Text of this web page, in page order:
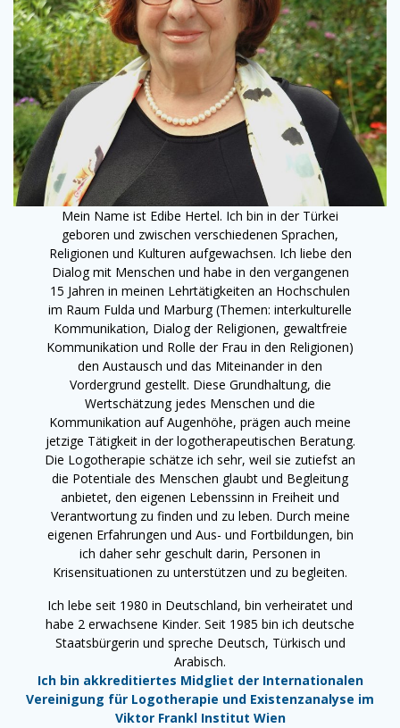
Mein Name ist Edibe Hertel. Ich bin in der Türkei
geboren und zwischen verschiedenen Sprachen,
Religionen und Kulturen aufgewachsen. Ich liebe den
Dialog mit Menschen und habe in den vergangenen
15 Jahren in meinen Lehrtätigkeiten an Hochschulen
im Raum Fulda und Marburg (Themen: interkulturelle
Kommunikation, Dialog der Religionen, gewaltfreie
Kommunikation und Rolle der Frau in den Religionen)
den Austausch und das Miteinander in den
Vordergrund gestellt. Diese Grundhaltung, die
Wertschätzung jedes Menschen und die
Kommunikation auf Augenhöhe, prägen auch meine
jetzige Tätigkeit in der logotherapeutischen Beratung.
Die Logotherapie schätze ich sehr, weil sie zutiefst an
die Potentiale des Menschen glaubt und Begleitung
anbietet, den eigenen Lebenssinn in Freiheit und
Verantwortung zu finden und zu leben. Durch meine
eigenen Erfahrungen und Aus- und Fortbildungen, bin
ich daher sehr geschult darin, Personen in
Krisensituationen zu unterstützen und zu begleiten.
Ich lebe seit 1980 in Deutschland, bin verheiratet und
habe 2 erwachsene Kinder. Seit 1985 bin ich deutsche
Staatsbürgerin und spreche Deutsch, Türkisch und
Arabisch.
Ich bin akkreditiertes Midgliet der Internationalen
Vereinigung für Logotherapie und Existenzanalyse im
Viktor Frankl Institut Wien